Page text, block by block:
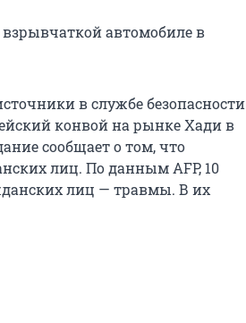
автомобиле в
в службе безопасности
конвой на рынке Хади в
сообщает о том, что
лиц. По данным AFP, 10
лиц — травмы. В их